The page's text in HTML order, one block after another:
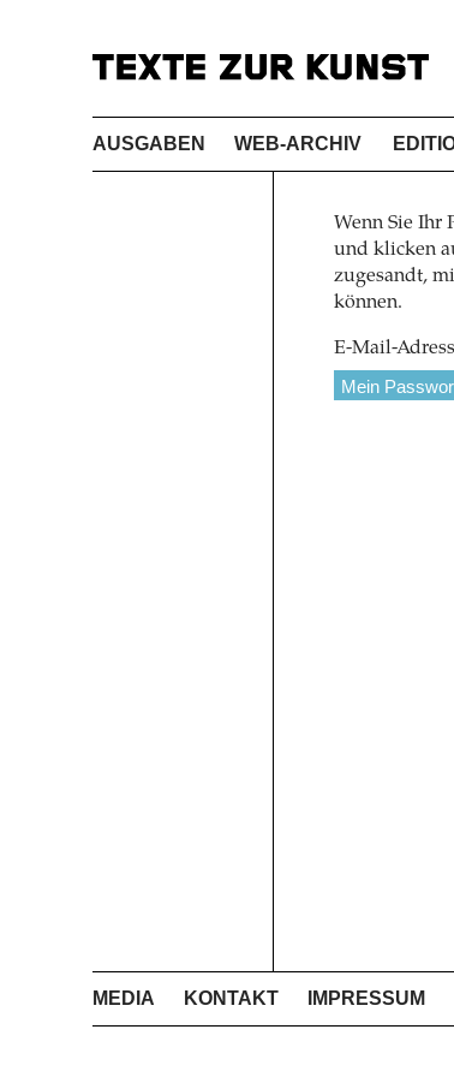
AUSGABEN WEB-ARCHIV
Wenn Sie Ihr
und klicken
zugesandt,
können.
E-Mail-
MEDIA KONTAKT IMPRESSUM